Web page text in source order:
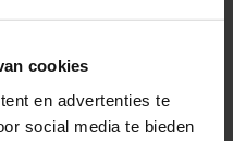
cookies
en advertenties te
social media te bieden